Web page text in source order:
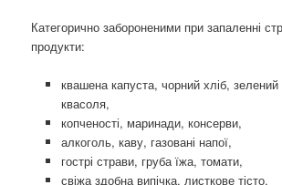
Категорично забороненими при запаленні
продукти:
квашена капуста, чорний хліб,
квасоля,
копченості, маринади, консерви,
алкоголь, каву, газовані напої,
гострі страви, груба їжа, томати,
свіжа здобна випічка, листкове тісто,